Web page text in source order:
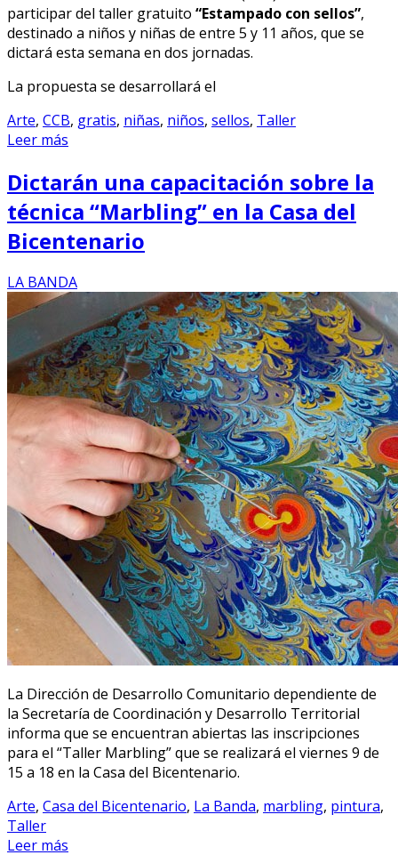
participar del taller gratuito “Estampado con sellos”,
destinado a niños y niñas de entre 5 y 11 años, que se
dictará esta semana en dos jornadas.
La propuesta se desarrollará el
Arte, CCB, gratis, niñas, niños, sellos, Taller
Leer más
Dictarán una capacitación sobre la
técnica “Marbling” en la Casa del
Bicentenario
LA BANDA
La Dirección de Desarrollo Comunitario dependiente de
la Secretaría de Coordinación y Desarrollo Territorial
informa que se encuentran abiertas las inscripciones
para el “Taller Marbling” que se realizará el viernes 9 de
15 a 18 en la Casa del Bicentenario.
Arte, Casa del Bicentenario, La Banda, marbling, pintura,
Taller
Leer más